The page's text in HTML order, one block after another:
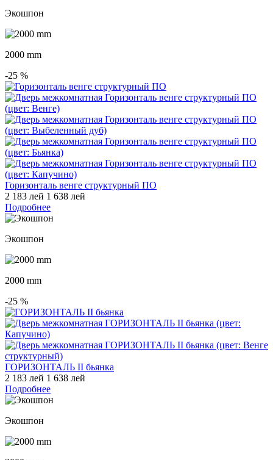
Экошпон
2000 mm
-25 %
Горизонталь венге структурный ПО
2 183 лей 1 638 лей
Подробнее
Экошпон
2000 mm
-25 %
ГОРИЗОНТАЛЬ II бьянка
2 183 лей 1 638 лей
Подробнее
Экошпон